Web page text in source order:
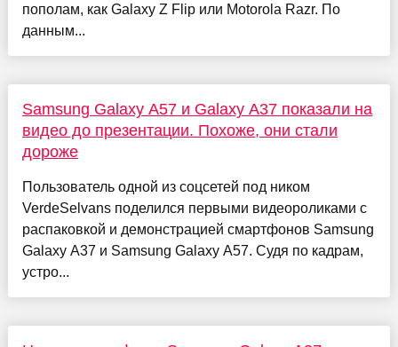
пополам, как Galaxy Z Flip или Motorola Razr. По
данным...
Samsung Galaxy A57 и Galaxy A37 показали на
видео до презентации. Похоже, они стали
дороже
Пользователь одной из соцсетей под ником
VerdeSelvans поделился первыми видеороликами с
распаковкой и демонстрацией смартфонов Samsung
Galaxy A37 и Samsung Galaxy A57. Судя по кадрам,
устро...